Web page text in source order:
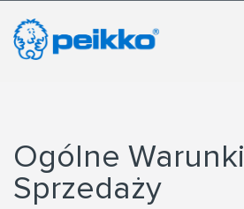
Ogólne Warunki
Sprzedaży